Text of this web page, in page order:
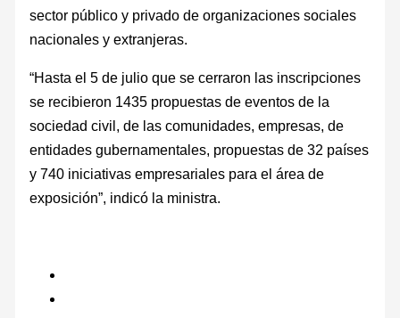
sector público y privado de organizaciones sociales
nacionales y extranjeras.
“Hasta el 5 de julio que se cerraron las inscripciones
se recibieron 1435 propuestas de eventos de la
sociedad civil, de las comunidades, empresas, de
entidades gubernamentales, propuestas de 32 países
y 740 iniciativas empresariales para el área de
exposición”, indicó la ministra.